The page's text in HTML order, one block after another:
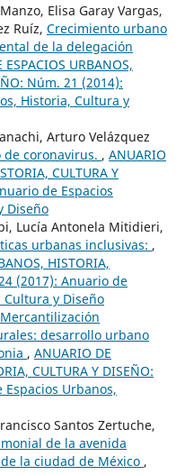
Elisa Garay Vargas,
Ruíz, Crecimiento urbano
de la delegación
URBANOS,
Núm. 21 (2014):
Historia, Cultura y
Arturo Velázquez
coronavirus. , ANUARIO
CULTURA Y
de Espacios
Diseño
Lucía Antonela Mitidieri,
urbanas inclusivas: ,
HISTORIA,
(2017): Anuario de
Cultura y Diseño
Mercantilización
desarrollo urbano
, ANUARIO DE
CULTURA Y DISEÑO:
Urbanos,
Santos Zertuche,
de la avenida
la ciudad de México ,